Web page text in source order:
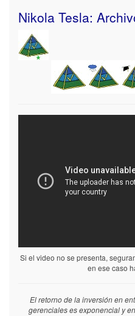
Nikola Tesla:
Si el video no se presenta,
en ese caso
El retorno de la inversión en
gerenciales es exponencial y